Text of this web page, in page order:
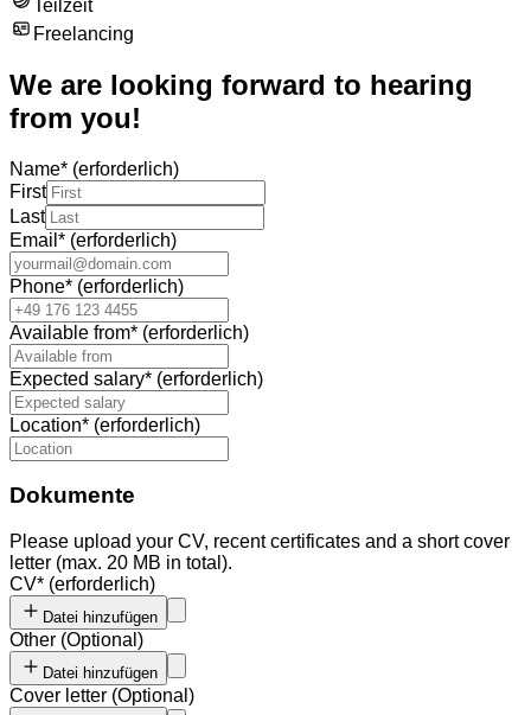
Teilzeit
Freelancing
We are looking forward to hearing
from you!
Name* (erforderlich)
First
Last
Email * (erforderlich)
Phone* (erforderlich)
Available from* (erforderlich)
Expected salary* (erforderlich)
Location* (erforderlich)
Dokumente
Please upload your CV, recent certificates and a short cover
letter (max. 20 MB in total).
CV* (erforderlich)
Datei hinzufügen
Other (Optional )
Datei hinzufügen
Cover letter (Optional )